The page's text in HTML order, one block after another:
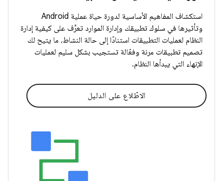
استكشاف المفاهيم الأساسية لدورة حياة عملية Android
وتأثيرها في سلوك تطبيقك وإدارة الموارد تعرَّف على كيفية إدارة
النظام لعمليات التطبيقات استنادًا إلى حالة النشاط، ما يتيح لك
تصميم تطبيقات مرنة وفعّالة تستجيب بشكل سليم لعمليات
الإنهاء التي يبدأها النظام.
الاطّلاع على الدليل